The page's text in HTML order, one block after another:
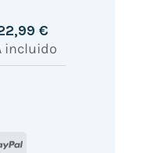
€
incluido
PayPal